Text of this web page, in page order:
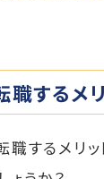
するメ
するメリ